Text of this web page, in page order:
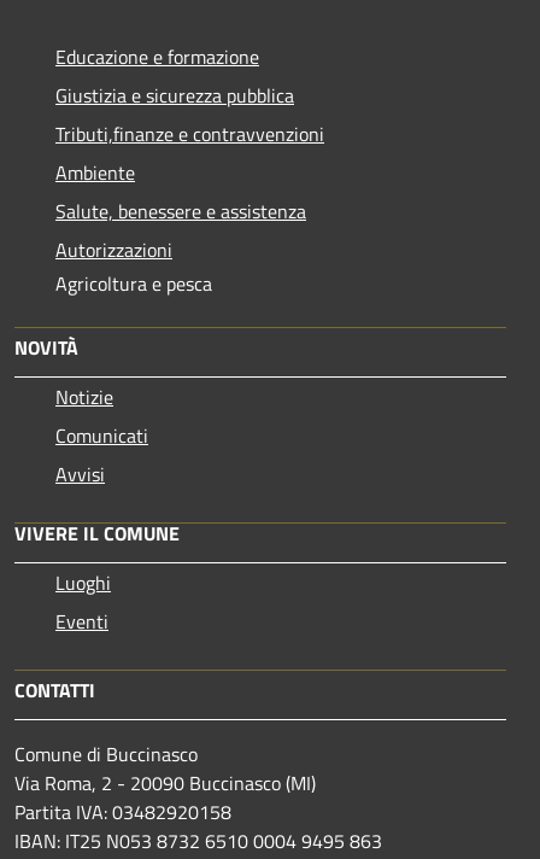
Educazione e formazione
Giustizia e sicurezza pubblica
Tributi,finanze e contravvenzioni
Ambiente
Salute, benessere e assistenza
Autorizzazioni
Agricoltura e pesca
NOVITÀ
Notizie
Comunicati
Avvisi
VIVERE IL COMUNE
Luoghi
Eventi
CONTATTI
Comune di Buccinasco
Via Roma, 2 - 20090 Buccinasco (MI)
Partita IVA: 03482920158
IBAN: IT25 N053 8732 6510 0004 9495 863